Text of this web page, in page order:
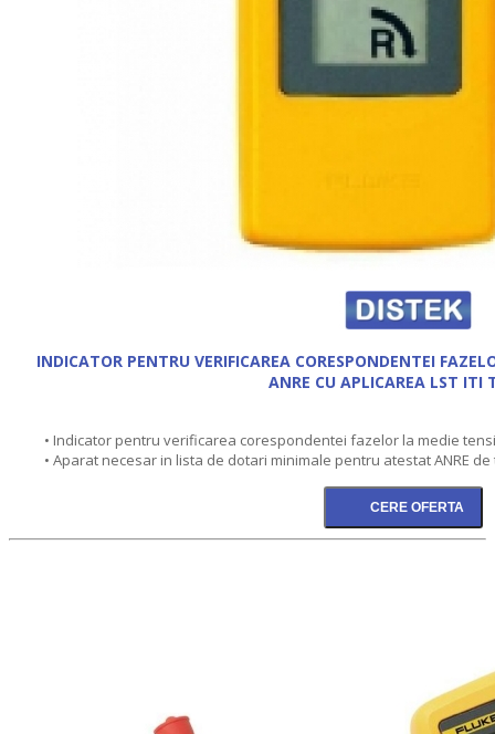
INDICATOR PENTRU VERIFICAREA CORESPONDENTEI
ANRE CU APLICAREA LST ITI
• Indicator pentru verificarea corespondentei fazelor la medie
• Aparat necesar in lista de dotari minimale pentru atestat ANRE de